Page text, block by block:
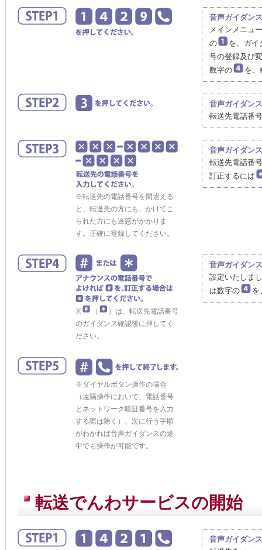
音声ガイダンス
メインメニュ
の
を、ガイ
号の登録及び
数字の
を、
音声ガイダンス
転送先電話番
※転送先の電話番号を間違える
と、転送先の方にも、かけてこ
られた方にも迷惑がかかりま
す。正確に登録してください。
音声ガイダンス
転送先電話番
訂正するには
※ （
）は、転送先電話番号
のガイダンス確認後に押してく
ださい。
音声ガイダンス
設定いたしま
は数字の
を
※ダイヤルボタン操作の場合
（遠隔操作において、電話番号
とネットワーク暗証番号を入力
する際は除く）、次に行う手順
がわかれば音声ガイダンスの途
中でも操作が可能です。
転送でんわサービスの開始
音声ガイダンス